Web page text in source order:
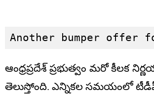
Another bumper offer
ఆంధ్రప్రదేశ్ ప్రభుత్వం మరో కీలక
తెలుస్తోంది. ఎన్నికల సమయంలో